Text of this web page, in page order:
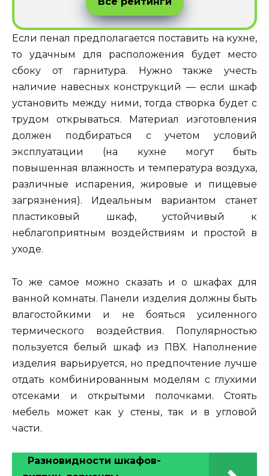
Если пенал предполагается поставить на кухне,
то удачным для расположения будет место
сбоку от гарнитура. Нужно также учесть
наличие навесных конструкций — если шкаф
установить между ними, тогда створка будет с
трудом открываться. Материал изготовления
должен подбираться с учетом условий
эксплуатации (на кухне могут быть
повышенная влажность и температура воздуха,
различные испарения, жировые и пищевые
загрязнения). Идеальным вариантом станет
пластиковый шкаф, устойчивый к
неблагоприятным воздействиям и простой в
уходе.
То же самое можно сказать и о шкафах для
ванной комнаты. Панели изделия должны быть
влагостойкими и не бояться усиленного
термического воздействия. Популярностью
пользуется белый шкаф из ПВХ. Наполнение
изделия варьируется, но предпочтение лучше
отдать комбинированным моделям с глухими
отсеками и открытыми полочками. Стоять
мебель может как у стены, так и в угловой
части.
Разновидности шкафов-